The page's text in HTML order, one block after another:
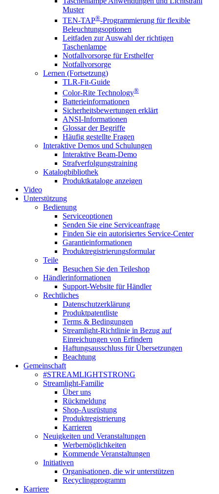
Muster
TEN-TAP®-Programmierung für flexible
Beleuchtungsoptionen
Leitfaden zur Auswahl der richtigen
Taschenlampe
Notfallvorsorge für Ersthelfer
Notfallvorsorge
Lernen (Fortsetzung)
TLR-Fit-Guide
Color-Rite Technology®
Batterieinformationen
Sicherheitsbewertungen erklärt
ANSI-Informationen
Glossar der Begriffe
Häufig gestellte Fragen
Interaktive Demos und Schulungen
Interaktive Beam-Demo
Strafverfolgungstraining
Katalogbibliothek
Produktkataloge anzeigen
Video
Unterstützung
Bedienung
Serviceoptionen
Senden Sie eine Serviceanfrage
Finden Sie ein autorisiertes Service-Center
Garantieinformationen
Produktregistrierungsformular
Teile
Besuchen Sie den Teileshop
Händlerinformationen
Support-Website für Händler
Rechtliches
Datenschutzerklärung
Produktpatentliste
Terms & Bedingungen
Streamlight-Richtlinie in Bezug auf
Einreichungen von Erfindern
Haftungsausschluss für Übersetzungen
Beachtung
Gemeinschaft
#STREAMLIGHTSTRONG
Streamlight-Familie
Über uns
Rückmeldung
Shop-Ausrüstung
Produktregistrierung
Karrieren
Neuigkeiten und Veranstaltungen
Werbemöglichkeiten
Kommende Veranstaltungen
Initiativen
Organisationen, die wir unterstützen
Recyclingprogramm
Karriere